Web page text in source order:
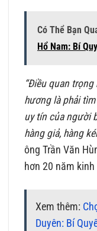
Có Thể Bạn
Hổ Nam: Bí
“Điều quan
hương là phải
uy tín của người
hàng giả, hàng
ông Trần Văn
hơn 20 năm
Xem thêm:
Duyên: Bí